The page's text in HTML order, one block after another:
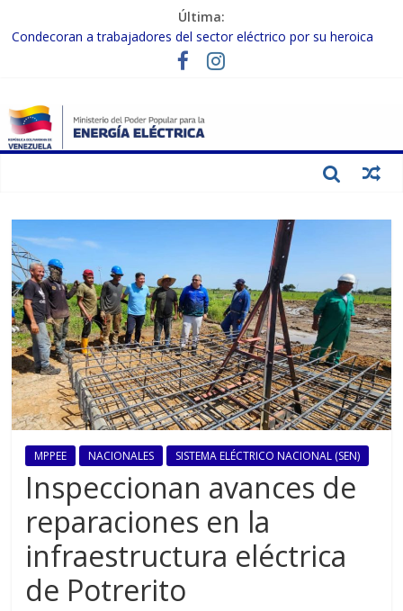
Última:
Condecoran a trabajadores del sector eléctrico por su heroica
labor tras el doble sismo del 24-J
Gobierno Nacional coordina acciones con el sector privado para
Inspeccionan trabajos de rehabilitación en instalaciones del SEN
en Carabobo
Gobierno Nacional activa plan preventivo para fortalecer el SEN
MPPEE NACIONALES SISTEMA ELÉCTRICO NACIONAL (SEN)
Inspeccionan avances de
reparaciones en la
infraestructura eléctrica
de Potrerito